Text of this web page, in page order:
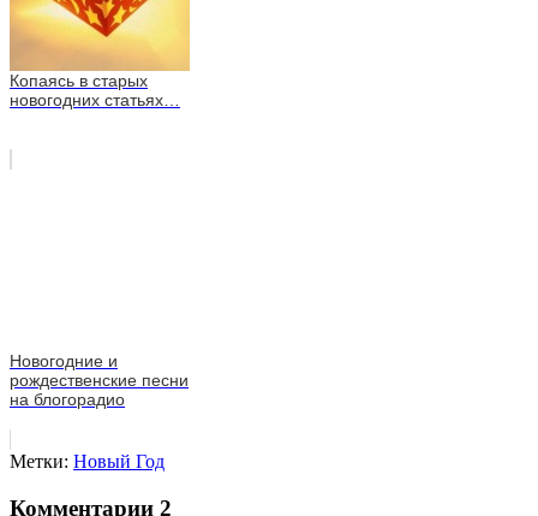
Копаясь в старых
новогодних статьях…
Новогодние и
рождественские песни
на блогорадио
Метки: Новый Год
Комментарии 2